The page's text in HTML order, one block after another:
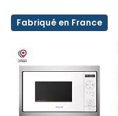
Fabriqué en France